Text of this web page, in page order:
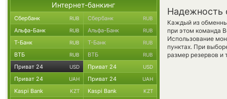
Надежность
Каждый из
при этом команда
Использование
пунктах. При
размер резервов и
Интернет-банкинг
Сбербанк RUB Сбербанк RUB
Альфа-Банк RUB Альфа-Банк RUB
Т-Банк RUB Т-Банк RUB
ВТБ RUB ВТБ RUB
Приват 24 USD Приват 24 USD
Приват 24 UAH Приват 24 UAH
Kaspi Bank KZT Kaspi Bank KZT